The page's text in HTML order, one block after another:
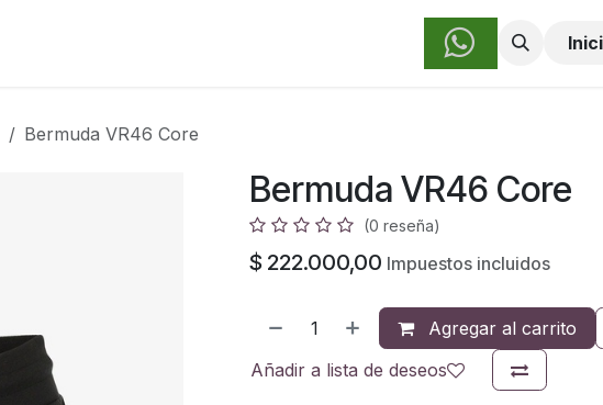
Sobre Nosotros
Bermuda VR46 Core
Bermuda VR46 Core
(0 reseña)
$ 222.000,00 Impuestos incluidos
Agregar al carrito
Añadir a lista de deseos